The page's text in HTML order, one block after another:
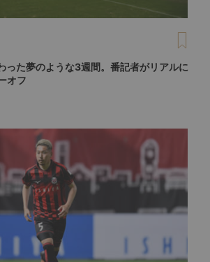
った夢のような3週間。番記者がリアルに
オフ